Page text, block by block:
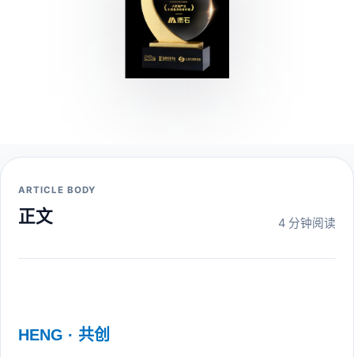
ARTICLE BODY
正文 4 分钟阅读
HENG · 共创